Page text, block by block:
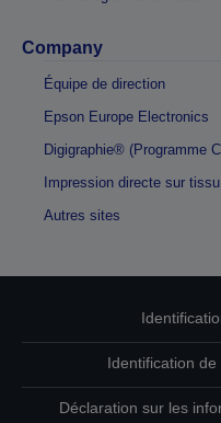
Company
Équipe de direction
Epson Europe Electronics
Digigraphie® (Programme
Impression directe sur tissu
Autres sites
Identification
Déclaration sur les